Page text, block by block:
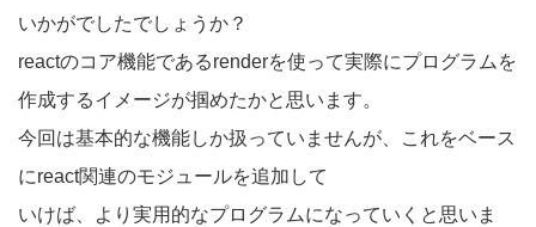
いかがでしたでしょうか？
reactのコア機能であるrenderを使って実際にプログラムを
作成するイメージが掴めたかと思います。
今回は基本的な機能しか扱っていませんが、これをベース
にreact関連のモジュールを追加して
いけば、より実用的なプログラムになっていくと思いま